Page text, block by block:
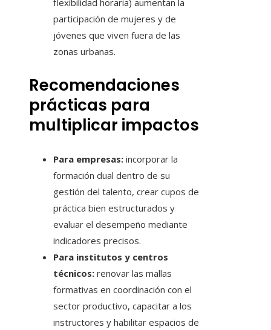
flexibilidad horaria) aumentan la
participación de mujeres y de
jóvenes que viven fuera de las
zonas urbanas.
Recomendaciones
prácticas para
multiplicar impactos
Para empresas: incorporar la
formación dual dentro de su
gestión del talento, crear cupos de
práctica bien estructurados y
evaluar el desempeño mediante
indicadores precisos.
Para institutos y centros
técnicos: renovar las mallas
formativas en coordinación con el
sector productivo, capacitar a los
instructores y habilitar espacios de